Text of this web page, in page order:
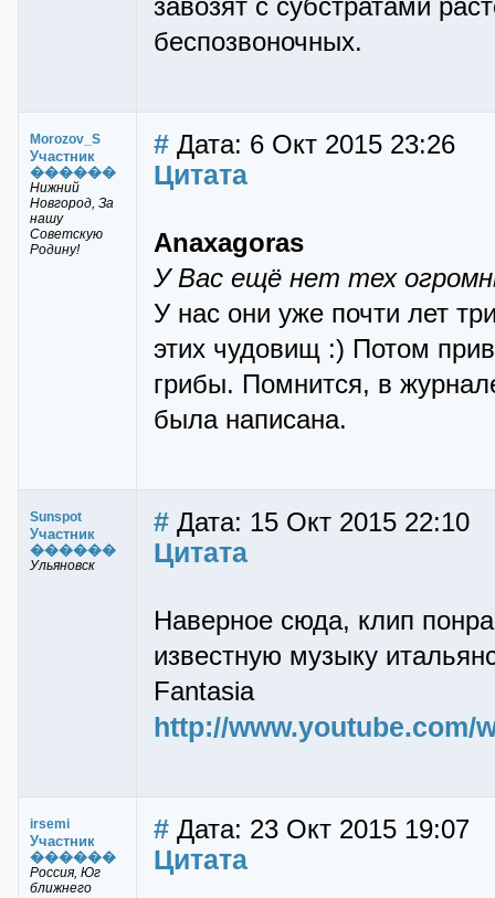
завозят с субстратами
беспозвоночных.
Morozov_S
Участник
������
Нижний
Новгород, За
нашу
Советскую
Родину!
# Дата: 6 Окт 2015 23:26
Цитата
Anaxagoras
У Вас ещё нет тех
У нас они уже почти лет
этих чудовищ :) Потом
грибы. Помнится, в
была написана.
Sunspot
Участник
������
Ульяновск
# Дата: 15 Окт 2015 22:10
Цитата
Наверное сюда, клип
известную музыку
Fantasia
http://www.youtube.com/
irsemi
Участник
������
Россия, Юг
ближнего
# Дата: 23 Окт 2015 19:07
Цитата